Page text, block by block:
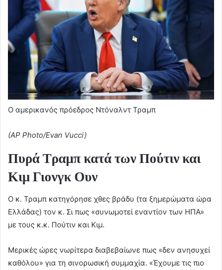
Ο αμερικανός πρόεδρος Ντόναλντ Τραμπ
(AP Photo/Evan Vucci)
Πυρά Τραμπ κατά των Πούτιν και
Κιμ Γιονγκ Ουν
Ο κ. Τραμπ κατηγόρησε χθες βράδυ (τα ξημερώματα ώρα
Ελλάδας) τον κ. Σι πως «συνωμοτεί εναντίον των ΗΠΑ»
με τους κ.κ. Πούτιν και Κιμ.
Μερικές ώρες νωρίτερα διαβεβαίωνε πως «δεν ανησυχεί
καθόλου» για τη σινορωσική συμμαχία. «Έχουμε τις πιο